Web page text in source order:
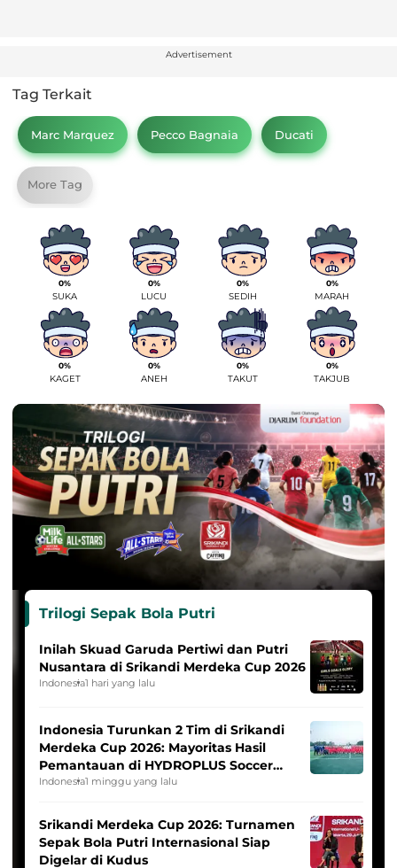
Advertisement
Tag Terkait
Marc Marquez Pecco Bagnaia Ducati
More Tag
0%
SUKA
0%
LUCU
0%
SEDIH
0%
MARAH
0%
KAGET
0%
ANEH
0%
TAKUT
0%
TAKJUB
Trilogi Sepak Bola Putri
Inilah Skuad Garuda Pertiwi dan Putri
Nusantara di Srikandi Merdeka Cup 2026
Indonesia1 hari yang lalu
Indonesia Turunkan 2 Tim di Srikandi
Merdeka Cup 2026: Mayoritas Hasil
Pemantauan di HYDROPLUS Soccer
League
Indonesia1 minggu yang lalu
Srikandi Merdeka Cup 2026: Turnamen
Sepak Bola Putri Internasional Siap
Digelar di Kudus